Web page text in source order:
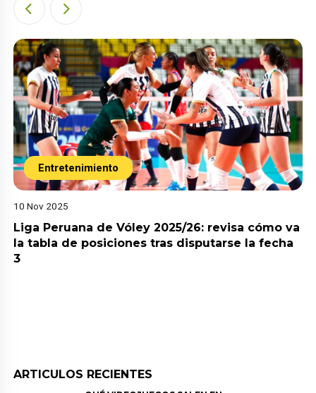
Entretenimiento
10 Nov 2025
Liga Peruana de Vóley 2025/26: revisa cómo va
la tabla de posiciones tras disputarse la fecha
3
ARTICULOS RECIENTES